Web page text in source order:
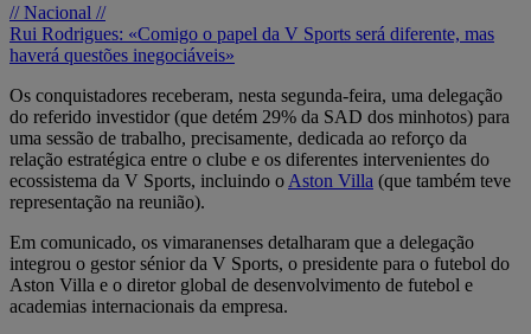
// Nacional //
Rui Rodrigues: «Comigo o papel da V Sports será diferente, mas
haverá questões inegociáveis»
Os conquistadores receberam, nesta segunda-feira, uma delegação
do referido investidor (que detém 29% da SAD dos minhotos) para
uma sessão de trabalho, precisamente, dedicada ao reforço da
relação estratégica entre o clube e os diferentes intervenientes do
ecossistema da V Sports, incluindo o Aston Villa (que também teve
representação na reunião).
Em comunicado, os vimaranenses detalharam que a delegação
integrou o gestor sénior da V Sports, o presidente para o futebol do
Aston Villa e o diretor global de desenvolvimento de futebol e
academias internacionais da empresa.